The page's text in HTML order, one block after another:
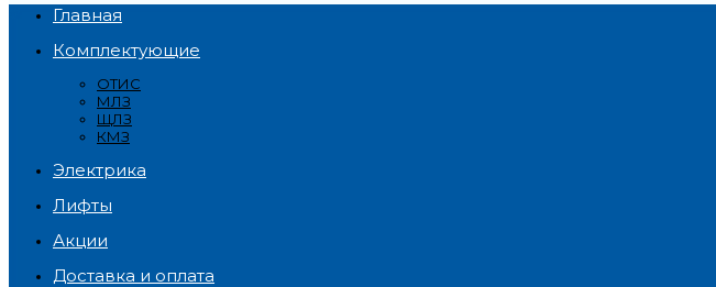
Главная
Комплектующие
ОТИС
МЛЗ
ЩЛЗ
КМЗ
Электрика
Лифты
Акции
Доставка и оплата